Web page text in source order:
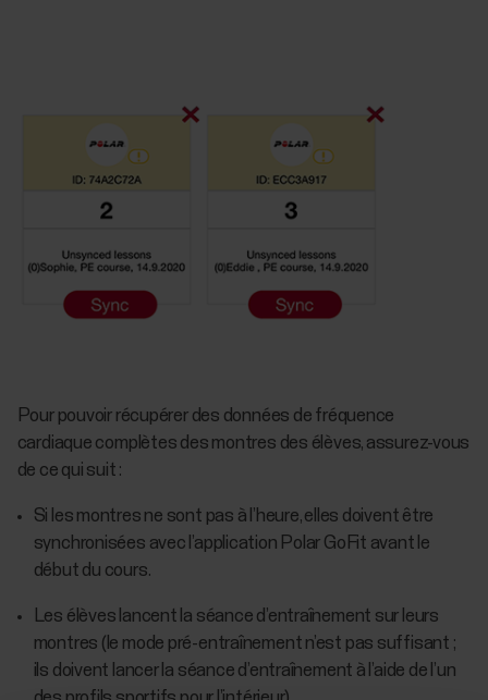
Pour pouvoir récupérer des données de fréquence
cardiaque complètes des montres des élèves, assurez-vous
de ce qui suit :
Si les montres ne sont pas à l’heure, elles doivent être
synchronisées avec l’application Polar GoFit avant le
début du cours.
Les élèves lancent la séance d’entraînement sur leurs
montres (le mode pré-entraînement n’est pas suffisant ;
ils doivent lancer la séance d’entraînement à l’aide de l’un